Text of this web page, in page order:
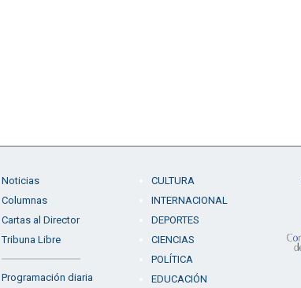
Noticias
Columnas
Cartas al Director
Tribuna Libre
Programación diaria
CULTURA
INTERNACIONAL
DEPORTES
CIENCIAS
POLÍTICA
EDUCACIÓN